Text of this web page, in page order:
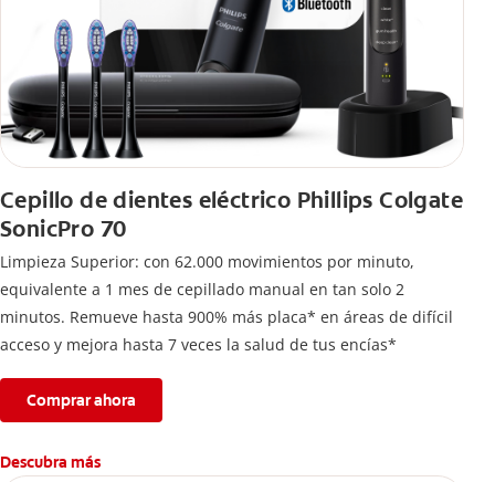
Cepillo de dientes eléctrico Phillips Colgate
SonicPro 70
Limpieza Superior: con 62.000 movimientos por minuto,
equivalente a 1 mes de cepillado manual en tan solo 2
minutos. Remueve hasta 900% más placa* en áreas de difícil
acceso y mejora hasta 7 veces la salud de tus encías*
Comprar ahora
Descubra más